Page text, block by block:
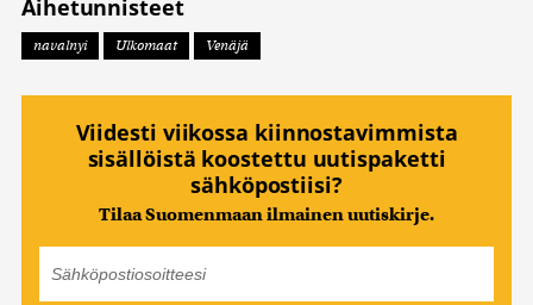
Aihetunnisteet
navalnyi Ulkomaat Venäjä
Viidesti viikossa kiinnostavimmista
sisällöistä koostettu uutispaketti
sähköpostiisi?
Tilaa Suomenmaan ilmainen uutiskirje.